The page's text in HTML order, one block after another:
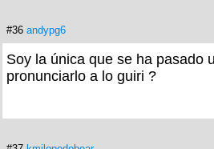
#36 andypg6
Soy la única que se ha pasado
pronunciarlo a lo guiri ?